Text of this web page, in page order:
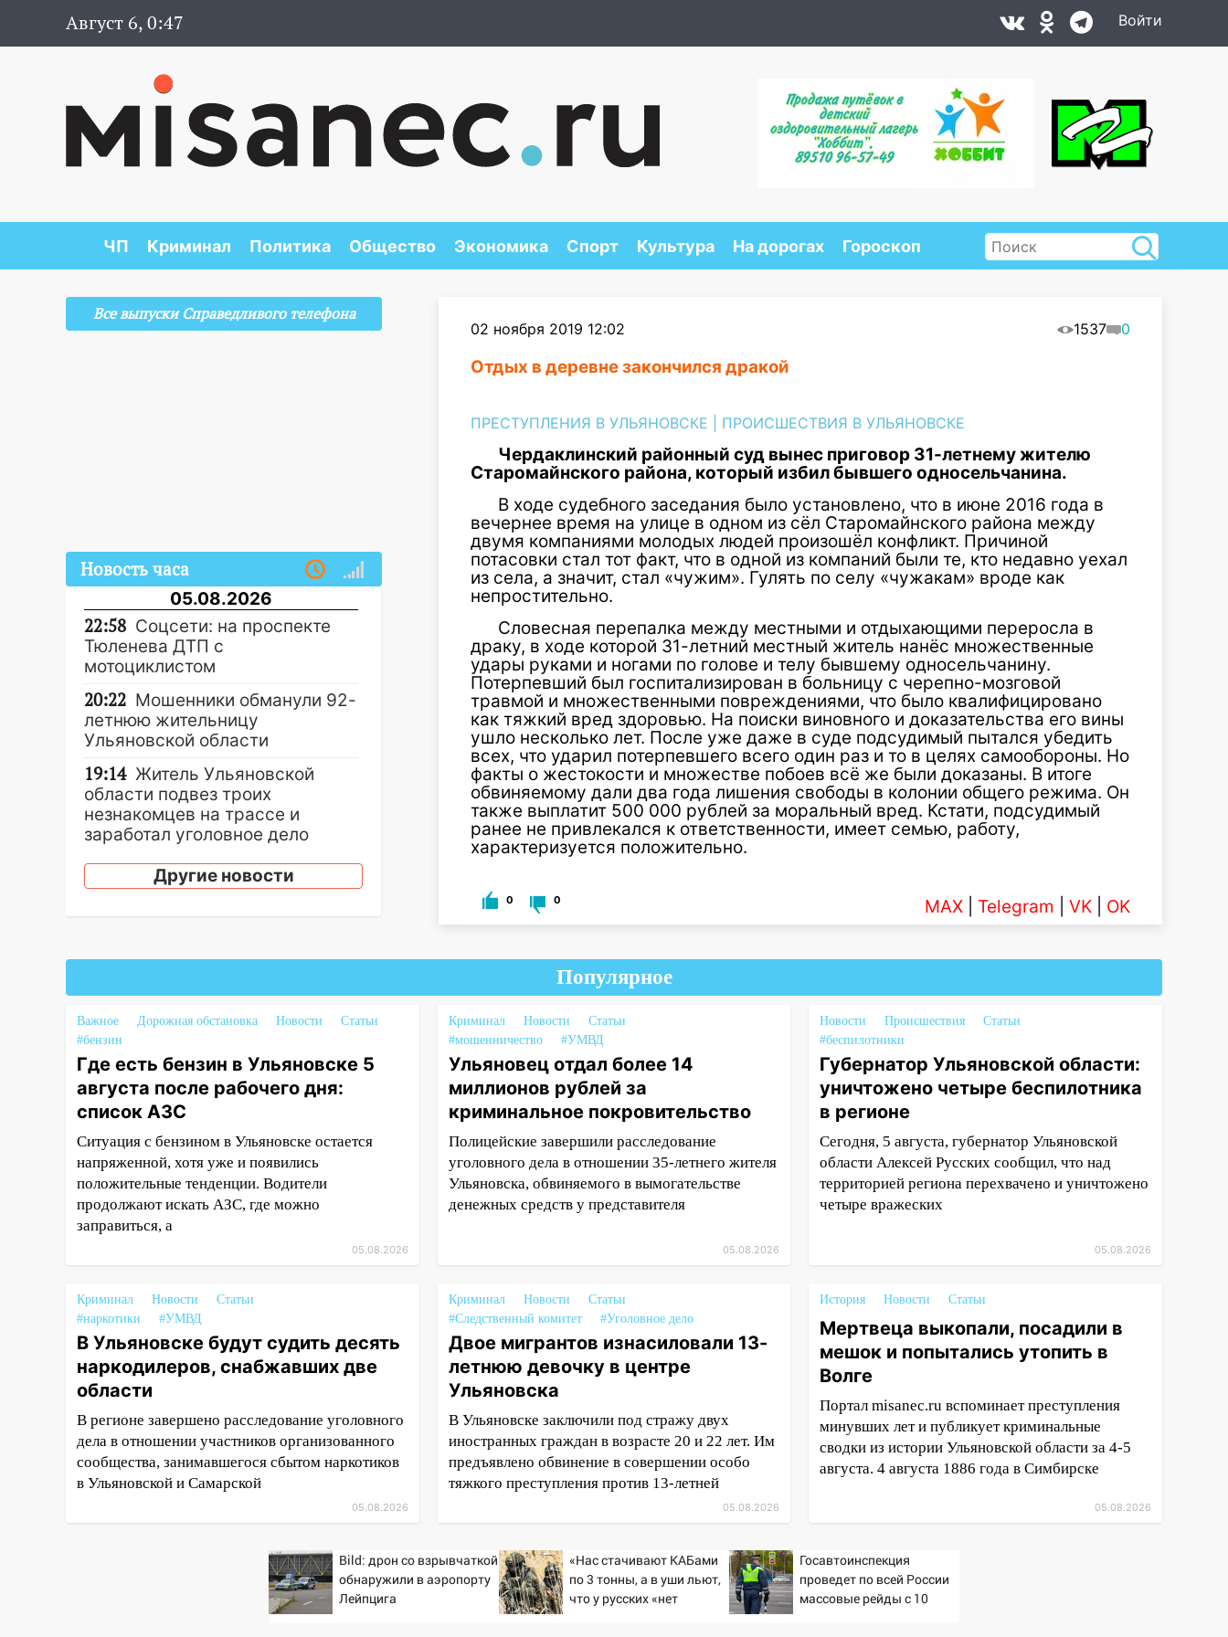
Август 6, 0:47 Войти
ЧП Криминал Политика Общество Экономика Спорт Культура На дорогах Гороскоп
02 ноября 2019 12:02 1537 0
Отдых в деревне закончился дракой
ПРЕСТУПЛЕНИЯ В УЛЬЯНОВСКЕ ПРОИСШЕСТВИЯ В УЛЬЯНОВСКЕ
Чердаклинский районный суд вынес приговор 31-летнему жителю
Старомайнского района, который избил бывшего односельчанина.
В ходе судебного заседания было установлено, что в июне 2016 года в
вечернее время на улице в одном из сёл Старомайнского района между
двумя компаниями молодых людей произошёл конфликт. Причиной
потасовки стал тот факт, что в одной из компаний были те, кто недавно уехал
из села, а значит, стал «чужим». Гулять по селу «чужакам» вроде как
непростительно.
Словесная перепалка между местными и отдыхающими переросла в
драку, в ходе которой 31-летний местный житель нанёс множественные
удары руками и ногами по голове и телу бывшему односельчанину.
Потерпевший был госпитализирован в больницу с черепно-мозговой
травмой и множественными повреждениями, что было квалифицировано
как тяжкий вред здоровью. На поиски виновного и доказательства его вины
ушло несколько лет. После уже даже в суде подсудимый пытался убедить
всех, что ударил потерпевшего всего один раз и то в целях самообороны. Но
факты о жестокости и множестве побоев всё же были доказаны. В итоге
обвиняемому дали два года лишения свободы в колонии общего режима. Он
также выплатит 500 000 рублей за моральный вред. Кстати, подсудимый
ранее не привлекался к ответственности, имеет семью, работу,
характеризуется положительно.
0 0 MAX Telegram VK OK
Все выпуски Справедливого телефона
Новость часа
05.08.2026
22:58 Соцсети: на проспекте
Тюленева ДТП с
мотоциклистом
20:22 Мошенники обманули 92-
летнюю жительницу
Ульяновской области
19:14 Житель Ульяновской
области подвез троих
незнакомцев на трассе и
заработал уголовное дело
18:14 Прогноз погоды на 6
августа в Ульяновской области
пройдет большой фестиваль
17:30
Где есть бензин в
Ульяновске 5 августа после
рабочего дня: список АЗС
17:05 «Обыск» по видеосвязи: в
Ульяновске задержали 19-
летнюю сообщницу
мошенников
16:12 Едва не перерезал горло:
в Вешкайме посиделки с
судимым знакомым
16:06
18-летняя девушка без
прав перевернулась на мопеде
и попала в больницу
15:59 Ульяновец отдал более
14 миллионов рублей за
криминальное
покровительство
15:32 На «кольце» кроссовер
сбил 18-летнего мопедиста
госпитализировали 25-летнего
На Ульяновскую область
Другие новости
Популярное
Важное Дорожная обстановка Новости
Статьи
#бензин
Где есть бензин в Ульяновске 5
августа после рабочего дня:
список АЗС
Ситуация с бензином в Ульяновске остается
напряженной, хотя уже и появились
положительные тенденции. Водители
продолжают искать АЗС, где можно
заправиться, а
05.08.2026
Криминал Новости
Статьи
#мошенничество
#УМВД
Ульяновец отдал более 14
миллионов рублей за
криминальное покровительство
Полицейские завершили расследование
уголовного дела в отношении 35-летнего жителя
Ульяновска, обвиняемого в вымогательстве
денежных средств у представителя
05.08.2026
Новости Происшествия
Статьи
#беспилотники
Губернатор Ульяновской области:
уничтожено четыре беспилотника
в регионе
Сегодня, 5 августа, губернатор Ульяновской
области Алексей Русских сообщил, что над
территорией региона перехвачено и уничтожено
четыре вражеских
05.08.2026
Криминал Новости
Статьи
#наркотики
#УМВД
В Ульяновске будут судить десять
наркодилеров, снабжавших две
области
В регионе завершено расследование уголовного
дела в отношении участников организованного
сообщества, занимавшегося сбытом наркотиков
в Ульяновской и Самарской
05.08.2026
Криминал Новости
Статьи
#Следственный комитет
#Уголовное дело
Двое мигрантов изнасиловали 13-
летнюю девочку в центре
Ульяновска
В Ульяновске заключили под стражу двух
иностранных граждан в возрасте 20 и 22 лет. Им
предъявлено обвинение в совершении особо
тяжкого преступления против 13-летней
05.08.2026
История Новости Статьи
Мертвеца выкопали, посадили в
мешок и попытались утопить в
Волге
Портал misanec.ru вспоминает преступления
минувших лет и публикует криминальные
сводки из истории Ульяновской области за 4-5
августа. 4 августа 1886 года в Симбирске
05.08.2026
Bild: дрон со взрывчаткой
обнаружили в аэропорту
Лейпцига
«Нас стачивают КАБами
по 3 тонны, а в уши льют,
что у русских «нет
Госавтоинспекция
проведет по всей России
массовые рейды с 10